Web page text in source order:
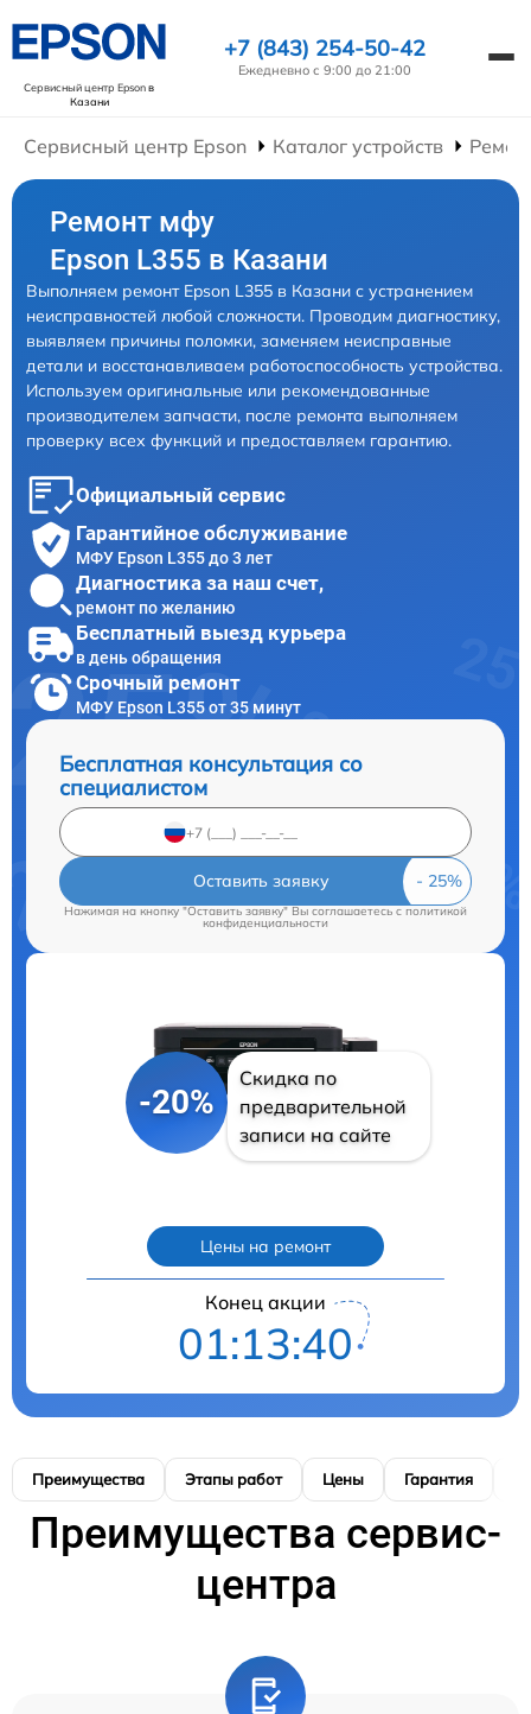
Сервисный центр Epsonв
Казани
+7 (843) 254-50-42
Ежедневно с 9:00 до 21:00
Сервисный центр Epson Каталог устройств
Ремонт мфу
Epson L355 в Казани
Выполняем ремонт Epson L355 в Казани с устранением
неисправностей любой сложности. Проводим диагностику,
выявляем причины поломки, заменяем неисправные
детали и восстанавливаем работоспособность устройства.
Используем оригинальные или рекомендованные
производителем запчасти, после ремонта выполняем
проверку всех функций и предоставляем гарантию.
Официальный сервис
Гарантийное обслуживание
МФУ Epson L355 до 3 лет
Диагностика за наш счет,
ремонт по желанию
Бесплатный выезд курьера
в день обращения
Срочный ремонт
МФУ Epson L355 от 35 минут
Бесплатная консультация со
специалистом
Оставить заявку
Нажимая на кнопку "Оставить заявку" Вы соглашаетесь cполитикой
конфиденциальности
-20%
Скидка по
предварительной
записи на сайте
Цены на ремонт
Конец акции
01:13:39
Преимущества Этапы работ Цены Гарантия
Преимущества сервис-
центра